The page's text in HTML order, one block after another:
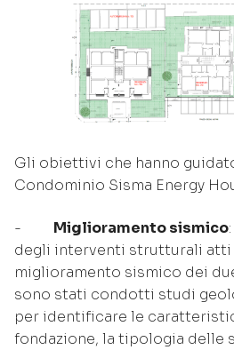
Gli obiettivi che hanno
Condominio Sisma Energy
- Miglioramento sismico
degli interventi strutturali atti
miglioramento sismico dei
sono stati condotti studi
per identificare le
fondazione, la tipologia delle